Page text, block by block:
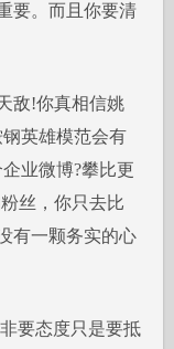
要。而且你要清
敌!你真相信姚
钢英雄模范会有
业微博?攀比更
丝，你只去比
有一颗务实的心
要态度只是要抵